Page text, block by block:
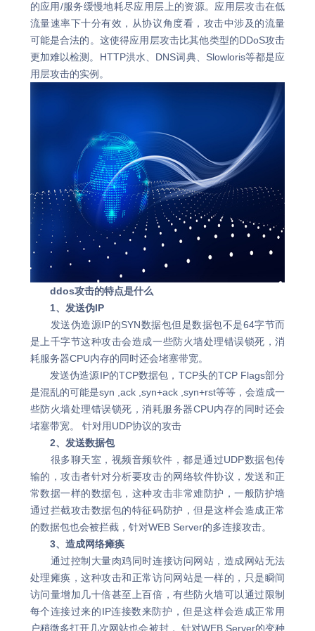
的应用/服务缓慢地耗尽应用层上的资源。应用层攻击在低
流量速率下十分有效，从协议角度看，攻击中涉及的流量
可能是合法的。这使得应用层攻击比其他类型的DDoS攻击
更加难以检测。HTTP洪水、DNS词典、Slowloris等都是应
用层攻击的实例。
ddos攻击的特点是什么
1、发送伪IP
发送伪造源IP的SYN数据包但是数据包不是64字节而
是上千字节这种攻击会造成一些防火墙处理错误锁死，消
耗服务器CPU内存的同时还会堵塞带宽。
发送伪造源IP的TCP数据包，TCP头的TCP Flags部分
是混乱的可能是syn ,ack ,syn+ack ,syn+rst等等，会造成一
些防火墙处理错误锁死，消耗服务器CPU内存的同时还会
堵塞带宽。 针对用UDP协议的攻击
2、发送数据包
很多聊天室，视频音频软件，都是通过UDP数据包传
输的，攻击者针对分析要攻击的网络软件协议，发送和正
常数据一样的数据包，这种攻击非常难防护，一般防护墙
通过拦截攻击数据包的特征码防护，但是这样会造成正常
的数据包也会被拦截，针对WEB Server的多连接攻击。
3、造成网络瘫痪
通过控制大量肉鸡同时连接访问网站，造成网站无法
处理瘫痪，这种攻击和正常访问网站是一样的，只是瞬间
访问量增加几十倍甚至上百倍，有些防火墙可以通过限制
每个连接过来的IP连接数来防护，但是这样会造成正常用
户稍微多打开几次网站也会被封， 针对WEB Server的变种